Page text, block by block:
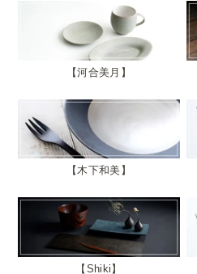
河合美月
木下和美
Shiki